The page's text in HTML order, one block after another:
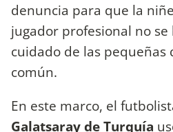
denuncia para que la
jugador profesional no se
cuidado de las pequeñas
común.
En este marco, el
Galatsaray de Turquía